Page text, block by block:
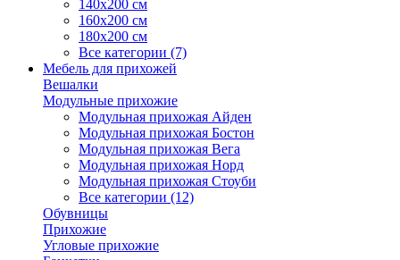
140х200 см
160х200 см
180х200 см
Все категории (7)
Мебель для прихожей
Вешалки
Модульные прихожие
Модульная прихожая Айден
Модульная прихожая Бостон
Модульная прихожая Вега
Модульная прихожая Норд
Модульная прихожая Стоуби
Все категории (12)
Обувницы
Прихожие
Угловые прихожие